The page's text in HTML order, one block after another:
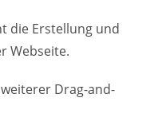
die Erstellung und
Webseite.
Drag-and-